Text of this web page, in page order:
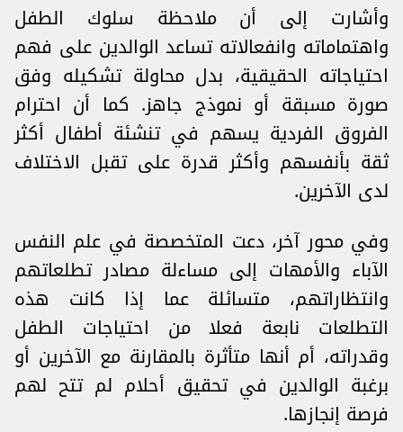
وأشارت إلى أن ملاحظة سلوك الطفل
واهتماماته وانفعالاته تساعد الوالدين على فهم
احتياجاته الحقيقية، بدل محاولة تشكيله وفق
صورة مسبقة أو نموذج جاهز. كما أن احترام
الفروق الفردية يسهم في تنشئة أطفال أكثر
ثقة بأنفسهم وأكثر قدرة على تقبل الاختلاف
لدى الآخرين.
وفي محور آخر، دعت المتخصصة في علم النفس
الآباء والأمهات إلى مساءلة مصادر تطلعاتهم
وانتظاراتهم، متسائلة عما إذا كانت هذه
التطلعات نابعة فعلا من احتياجات الطفل
وقدراته، أم أنها متأثرة بالمقارنة مع الآخرين أو
برغبة الوالدين في تحقيق أحلام لم تتح لهم
فرصة إنجازها.